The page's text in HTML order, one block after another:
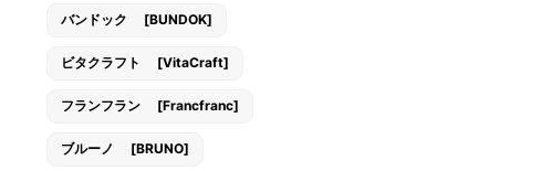
バンドック [BUNDOK]
ビタクラフト [VitaCraft]
フランフラン [Francfranc]
ブルーノ [BRUNO]